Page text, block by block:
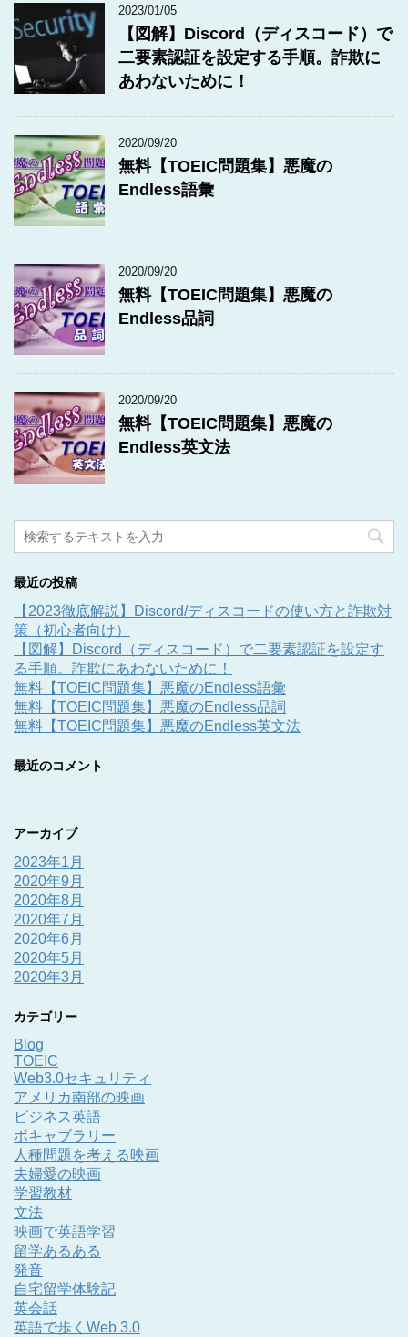
2023/01/05
【図解】Discord（ディスコード）で
二要素認証を設定する手順。詐欺に
あわないために！
2020/09/20
無料【TOEIC問題集】悪魔の
Endless語彙
2020/09/20
無料【TOEIC問題集】悪魔の
Endless品詞
2020/09/20
無料【TOEIC問題集】悪魔の
Endless英文法
最近の投稿
【2023徹底解説】Discord/ディスコードの使い方と詐欺対
策（初心者向け）
【図解】Discord（ディスコード）で二要素認証を設定す
る手順。詐欺にあわないために！
無料【TOEIC問題集】悪魔のEndless語彙
無料【TOEIC問題集】悪魔のEndless品詞
無料【TOEIC問題集】悪魔のEndless英文法
最近のコメント
アーカイブ
2023年1月
2020年9月
2020年8月
2020年7月
2020年6月
2020年5月
2020年3月
カテゴリー
Blog
TOEIC
Web3.0セキュリティ
アメリカ南部の映画
ビジネス英語
ボキャブラリー
人種問題を考える映画
夫婦愛の映画
学習教材
文法
映画で英語学習
留学あるある
発音
自宅留学体験記
英会話
英語で歩くWeb 3.0